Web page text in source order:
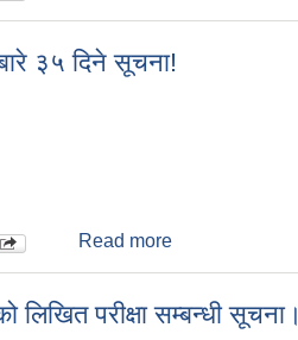
३५ दिने सूचना!
Read more
परीक्षा सम्बन्धी सूचना।